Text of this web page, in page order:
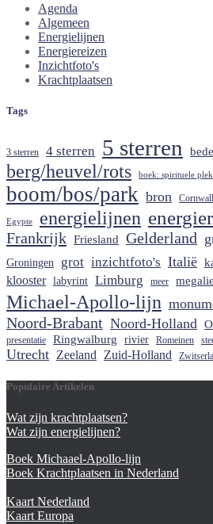
Agenda
Algemeen
Energielijnen
Energiereizen
Inzichtfoto's
Krachtplaatsen
Tags
3 sterren 4 sterren 5 sterren
berg/heuvel/rots boek: spirituele
boom/bos/park bron Cornwall
Egypte energielijnen
Frankrijk Friesland Gelderland
Groningen grot inzichtfoto's Italië
klooster labyrint Limburg meer
Michael-Apollo-lijn
Noord-Brabant Noord-Holland
presentatie Ringwalburg rivier Romeinen
Utrecht Zeeland Zuid-Holland
Populaire Artikelen
Wat zijn krachtplaatsen?
Wat zijn energielijnen?
Boek Michaael-Apollo-lijn
Boek Krachtplaatsen in Nederland
Kaart Nederland
Kaart Europa